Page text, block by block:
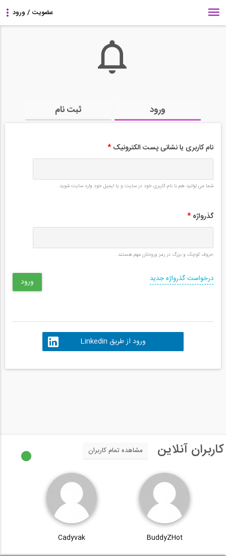
ورود ثبت نام
نام کاربری یا نشانی پست الکترونیک *
شما می توانید هم با نام کاربری خود در سایت و یا ایمیل خود وارد سایت شوید.
گذرواژه *
حروف کوچک و بزرگ در رمز ورودتان مهم هستند.
درخواست گذرواژه جدید
ورود از طریق Linkedin
کاربران آنلاین مشاهده تمام کاربران
BuddyZHot
Cadyvak